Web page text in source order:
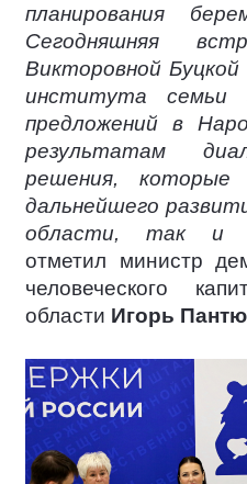
планирования
Сегодняшняя
Викторовной
института семьи
предложений в
результатам
решения,
дальнейшего
области, так и
отметил министр
человеческого
области Игорь